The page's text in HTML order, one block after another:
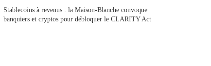
Stablecoins à revenus : la Maison-Blanche convoque
banquiers et cryptos pour débloquer le CLARITY Act